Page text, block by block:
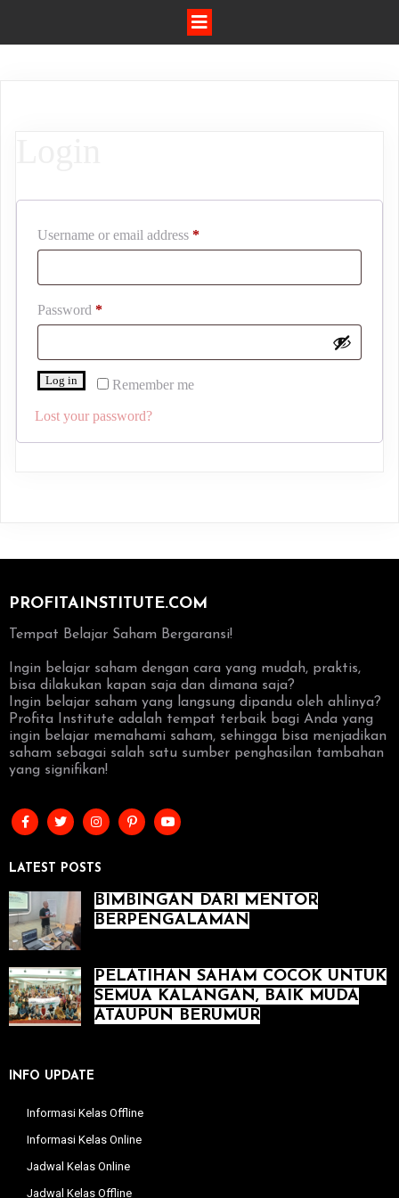
Username or email address *Required
Password *Required
Remember me
Log in
Lost your password?
PROFITAINSTITUTE.COM
Tempat Belajar Saham Bergaransi!
Ingin belajar saham dengan cara yang mudah, praktis,
bisa dilakukan kapan saja dan dimana saja?
Ingin belajar saham yang langsung dipandu oleh ahlinya?
Profita Institute adalah tempat terbaik bagi Anda yang
ingin belajar memahami saham, sehingga bisa menjadikan
saham sebagai salah satu sumber penghasilan tambahan
yang signifikan!
LATEST POSTS
BIMBINGAN DARI MENTOR
BERPENGALAMAN
PELATIHAN SAHAM COCOK UNTUK
SEMUA KALANGAN, BAIK MUDA
ATAUPUN BERUMUR
INFO UPDATE
Informasi Kelas Offline
Informasi Kelas Online
Jadwal Kelas Online
Jadwal Kelas Offline